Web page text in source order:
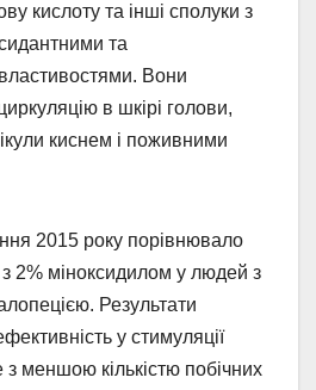
кислоту та інші сполуки з
та
Вони
в шкірі голови,
киснем і поживними
2015 року порівнювало
2% міноксидилом у людей з
Результати
у стимуляції
меншою кількістю побічних